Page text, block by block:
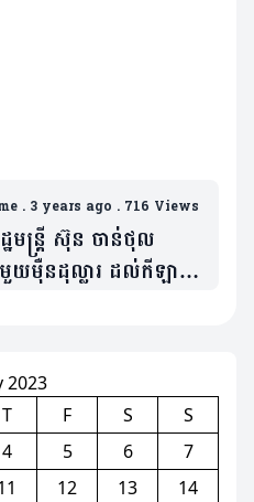
. 3 years ago . 716 Views
ឋមន្ត្រី ស៊ុន ចាន់ថុល
ម៉ឺនដុល្លារ ដល់កីឡាករ
ារណ៍ស៊ីហ្គេម
2023
T F S
S
4 5 6
7
12 13
14